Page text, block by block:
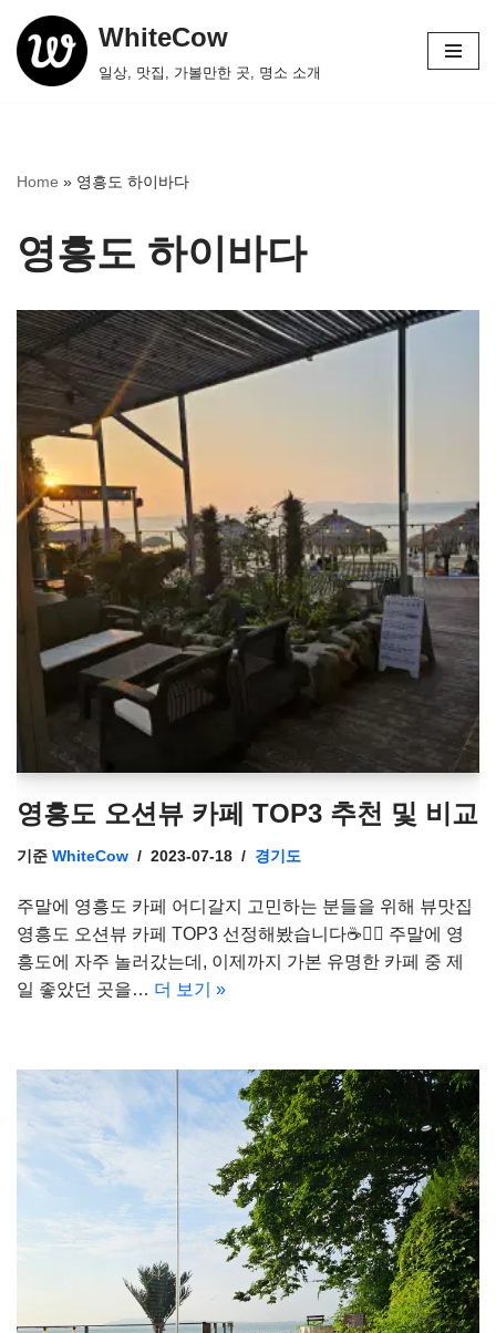
콘
텐
기
WhiteCow
일상, 맛집, 가볼만한 곳, 명소 소개
Home » 영흥도 하이바다
영흥도 하이바다
영흥도 오션뷰 카페 TOP3 추천 및 비교
기준 WhiteCow 2023-07-18 경기도
주말에 영흥도 카페 어디갈지 고민하는 분들을 위해 뷰맛집
영흥도 오션뷰 카페 TOP3 선정해봤습니다☕🚶‍♀️ 주말에 영
흥도에 자주 놀러갔는데, 이제까지 가본 유명한 카페 중 제
일 좋았던 곳을… 더 보기 »